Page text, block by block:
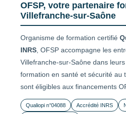
OFSP, votre partenaire
Villefranche-sur-Saône
Organisme de formation certifié
INRS , OFSP accompagne les
Villefranche-sur-Saône dans
formation en santé et sécurité au
sont éligibles aux financements
Qualiopi n°04088 Accrédité INRS